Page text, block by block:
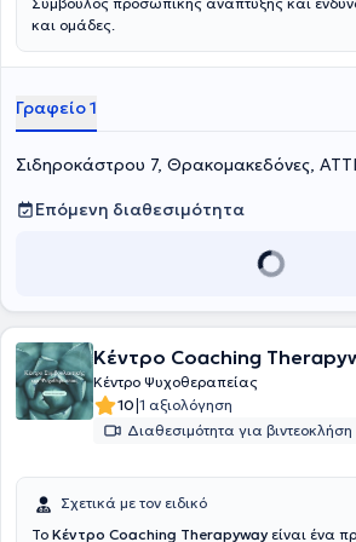
και ομάδες.
Γραφείο 1
Σιδηροκάστρου 7, Θρακομακεδόνες,
Επόμενη διαθεσιμότητα
Κέντρο Coaching
Κέντρο Ψυχοθεραπείας
10|1 αξιολόγηση
Διαθεσιμότητα για βιντεοκλήση
Σχετικά με τον ειδικό
Το Κέντρο Coaching Therapyway είναι ένα